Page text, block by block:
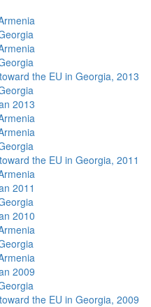
the EU in Georgia, 2013
2013
the EU in Georgia, 2011
2011
2010
2009
the EU in Georgia, 2009